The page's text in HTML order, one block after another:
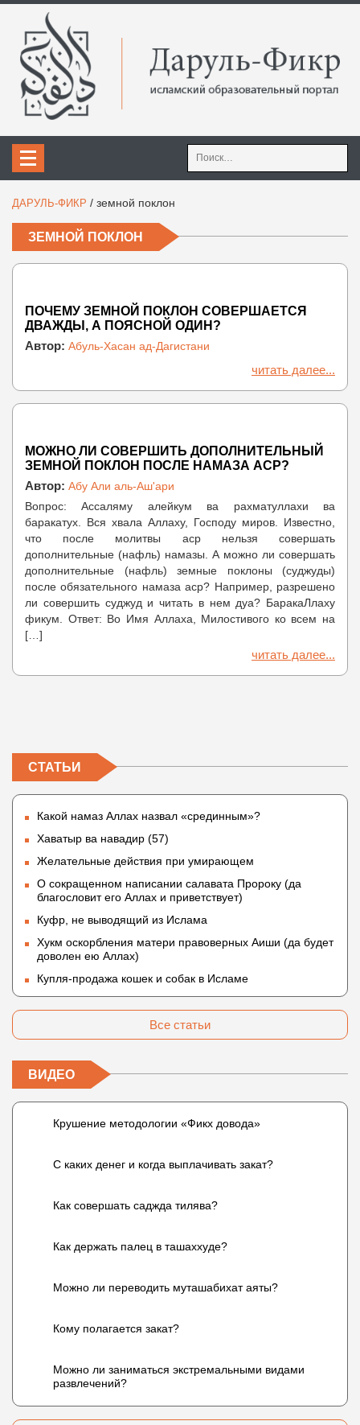
Найти:
ДАРУЛЬ-ФИКР / земной поклон
ЗЕМНОЙ ПОКЛОН
ПОЧЕМУ ЗЕМНОЙ ПОКЛОН СОВЕРШАЕТСЯ
ДВАЖДЫ, А ПОЯСНОЙ ОДИН?
Автор: Абуль-Хасан ад-Дагистани
читать далее...
МОЖНО ЛИ СОВЕРШИТЬ ДОПОЛНИТЕЛЬНЫЙ
ЗЕМНОЙ ПОКЛОН ПОСЛЕ НАМАЗА АСР?
Автор: Абу Али аль-Аш'ари
Вопрос: Ассаляму алейкум ва рахматуллахи ва
баракатух. Вся хвала Аллаху, Господу миров. Известно,
что после молитвы аср нельзя совершать
дополнительные (нафль) намазы. А можно ли совершать
дополнительные (нафль) земные поклоны (суджуды)
после обязательного намаза аср? Например, разрешено
ли совершить суджуд и читать в нем дуа? БаракаЛлаху
фикум. Ответ: Во Имя Аллаха, Милостивого ко всем на
[…]
читать далее...
СТАТЬИ
Какой намаз Аллах назвал «срединным»?
Хаватыр ва навадир (57)
Желательные действия при умирающем
О сокращенном написании салавата Пророку (да
благословит его Аллах и приветствует)
Куфр, не выводящий из Ислама
Хукм оскорбления матери правоверных Аиши (да будет
доволен ею Аллах)
Купля-продажа кошек и собак в Исламе
Все статьи
ВИДЕО
Крушение методологии «Фикх довода»
С каких денег и когда выплачивать закат?
Как совершать саджда тилява?
Как держать палец в ташаххуде?
Можно ли переводить муташабихат аяты?
Кому полагается закат?
Можно ли заниматься экстремальными видами
развлечений?